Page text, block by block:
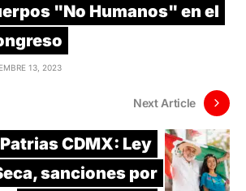
"No Humanos" en el
13, 2023
Next Article
CDMX: Ley
sanciones por